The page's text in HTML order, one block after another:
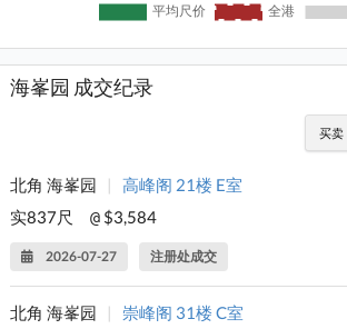
海峯园 成交纪录
买卖
北角 海峯园 |
高峰阁 21楼 E室
实837尺
@ $3,584
2026-07-27 注册处成交
北角 海峯园 |
崇峰阁 31楼 C室